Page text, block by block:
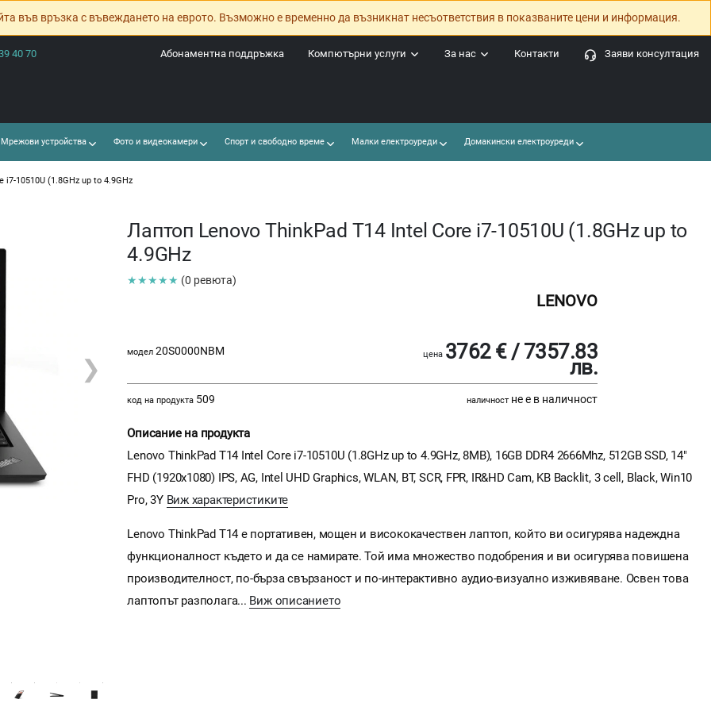
във връзка с въвеждането на еврото. Възможно е временно да възникнат несъответствия в показваните цени и информация.
40 70 Заяви консултация
Контакти
За нас
Компютърни услуги
Абонаментна поддръжка
устройства Фото и видеокамери Спорт и свободно време Малки електроуреди Домакински електроуреди
i7-10510U (1.8GHz up to 4.9GHz
❯
Лаптоп Lenovo ThinkPad T14 Intel Core i7-10510U (1.8GHz up to
4.9GHz
★★★★★ (0 ревюта)
LENOVO
модел 20S0000NBM цена 3762 € / 7357.83
лв.
код на продукта 509 наличност не е в наличност
Описание на продукта
Lenovo ThinkPad T14 Intel Core i7-10510U (1.8GHz up to 4.9GHz, 8MB), 16GB DDR4 2666Mhz, 512GB SSD, 14"
FHD (1920x1080) IPS, AG, Intel UHD Graphics, WLAN, BT, SCR, FPR, IR&HD Cam, KB Backlit, 3 cell, Black, Win10
Pro, 3Y Виж характеристиките
Lenovo ThinkPad T14 е портативен, мощен и висококачествен лаптоп, който ви осигурява надеждна
функционалност където и да се намирате. Той има множество подобрения и ви осигурява повишена
производителност, по-бърза свързаност и по-интерактивно аудио-визуално изживяване. Освен това
лаптопът разполага... Виж описанието